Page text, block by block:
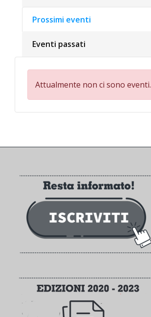
Prossimi eventi
Eventi passati
Attualmente non ci sono eventi.